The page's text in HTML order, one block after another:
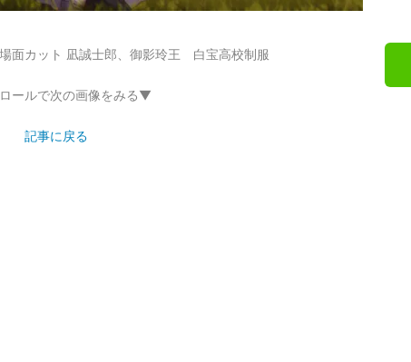
面カット 凪誠士郎、御影玲王 白宝高校制服
ールで次の画像をみる▼
記事に戻る